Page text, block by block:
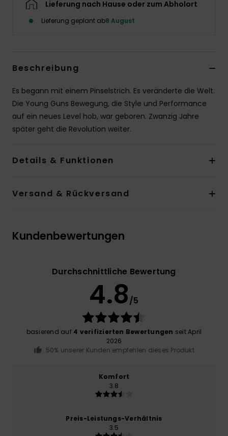
Lieferung nach Hause oder zum Abholort
Lieferung geplant ab8 August
Beschreibung
Es begann mit einem Pinselstrich. Es veränderte die Welt.
Die Young Guns Bewegung, die Style und Performance
auf ein neues Level hob, war geboren. Zwanzig Jahre
später geht die Revolution weiter.
Details & Funktionen
Versand & Rückversand
Kundenbewertungen
Durchschnittliche Bewertung
4.8/5
basierend auf 4 verifizierten Bewertungen seit April
2026
50% unserer Kunden empfehlen dieses Produkt
Komfort
3.8
Preis-Leistungs-Verhältnis
3.5